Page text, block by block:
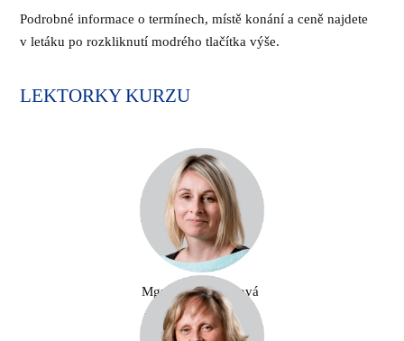
Podrobné informace o termínech, místě konání a ceně najdete
v letáku po rozkliknutí modrého tlačítka výše.
LEKTORKY KURZU
Mgr. Lucie Kotrčová